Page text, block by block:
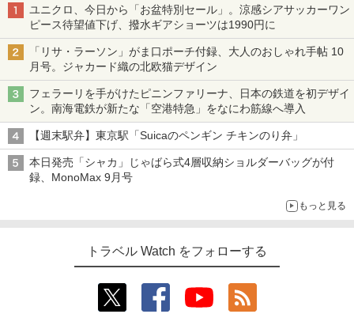
ユニクロ、今日から「お盆特別セール」。涼感シアサッカーワン
ピース待望値下げ、撥水ギアショーツは1990円に
「リサ・ラーソン」がま口ポーチ付録、大人のおしゃれ手帖 10
月号。ジャカード織の北欧猫デザイン
フェラーリを手がけたピニンファリーナ、日本の鉄道を初デザイ
ン。南海電鉄が新たな「空港特急」をなにわ筋線へ導入
【週末駅弁】東京駅「Suicaのペンギン チキンのり弁」
本日発売「シャカ」じゃばら式4層収納ショルダーバッグが付
録、MonoMax 9月号
もっと見る
トラベル Watch をフォローする